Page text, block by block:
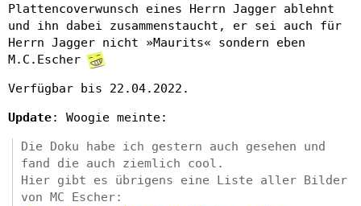
Plattencoverwunsch eines Herrn Jagger ablehnt
und ihn dabei zusammenstaucht, er sei auch für
Herrn Jagger nicht »Maurits« sondern eben
M.C.Escher
Verfügbar bis 22.04.2022.
Update: Woogie meinte:
Die Doku habe ich gestern auch gesehen und
fand die auch ziemlich cool.
Hier gibt es übrigens eine Liste aller Bilder
von MC Escher: